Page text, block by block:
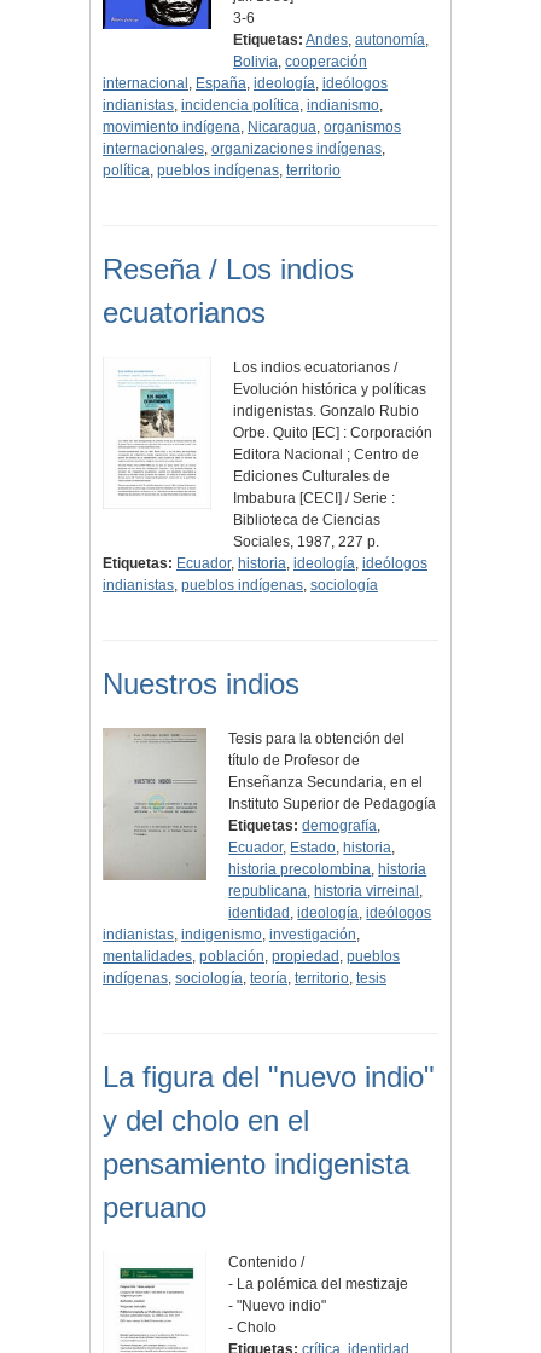
3-6
Etiquetas: Andes,autonomía,
Bolivia,cooperación
internacional , España, ideología, ideólogos
indianistas, incidencia política, indianismo,
movimiento indígena, Nicaragua, organismos
internacionales, organizaciones indígenas,
política, pueblos indígenas, territorio
Reseña / Los indios
ecuatorianos
Los indios ecuatorianos /
Evolución histórica y políticas
indigenistas. Gonzalo Rubio
Orbe. Quito [EC] : Corporación
Editora Nacional ; Centro de
Ediciones Culturales de
Imbabura [CECI] / Serie :
Biblioteca de Ciencias
Sociales, 1987, 227 p.
Etiquetas: Ecuador, historia, ideología, ideólogos
indianistas, pueblos indígenas, sociología
Nuestros indios
Tesis para la obtención del
título de Profesor de
Enseñanza Secundaria, en el
Instituto Superior de Pedagogía
Etiquetas: demografía,
Ecuador, Estado, historia,
historia precolombina, historia
republicana, historia virreinal ,
identidad ,ideología,ideólogos
indianistas, indigenismo, investigación,
mentalidades, población, propiedad , pueblos
indígenas, sociología, teoría, territorio, tesis
La figura del "nuevo indio"
y del cholo en el
pensamiento indigenista
peruano
Contenido /
- La polémica del mestizaje
- "Nuevo indio"
- Cholo